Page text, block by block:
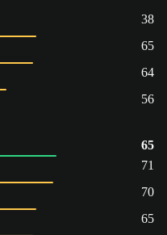
38
65
64
56
65
71
70
65